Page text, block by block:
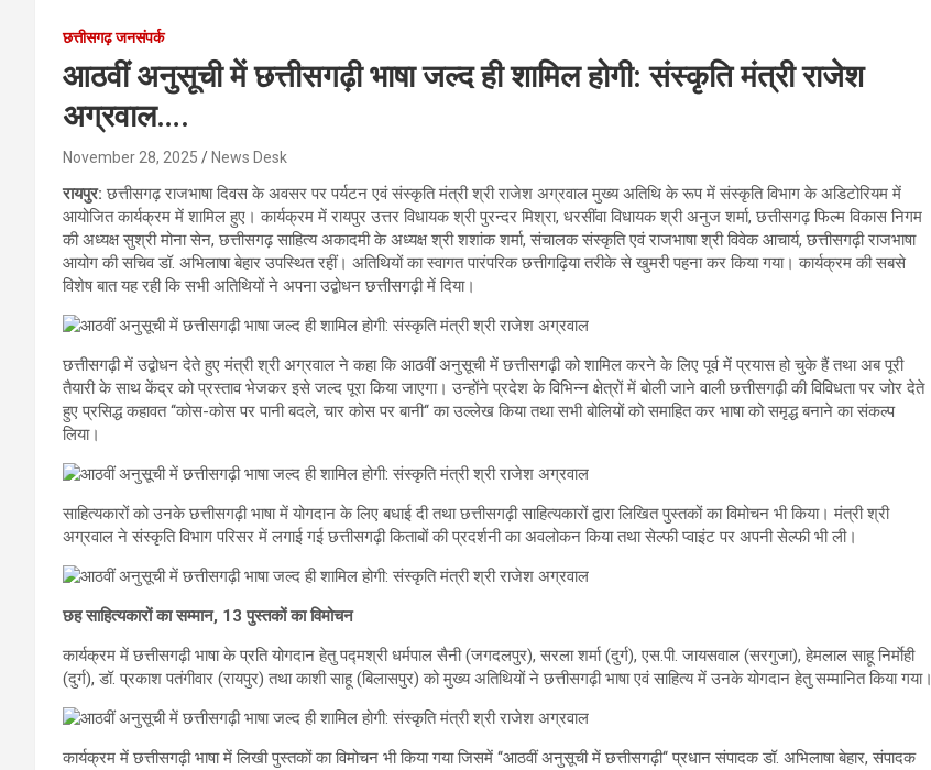
छत्तीसगढ़ जनसंपर्क
आठवीं अनुसूची में छत्तीसगढ़ी भाषा जल्द ही शामिल होगी: संस्कृति मंत्री राजेश
अग्रवाल….
November 28, 2025 News Desk
रायपुर:छत्तीसगढ़ राजभाषा दिवस के अवसर पर पर्यटन एवं संस्कृति मंत्री श्री राजेश अग्रवाल मुख्य अतिथि के रूप में संस्कृति विभाग के अडिटोरियम में
आयोजित कार्यक्रम में शामिल हुए। कार्यक्रम में रायपुर उत्तर विधायक श्री पुरन्दर मिश्रा, धरसींवा विधायक श्री अनुज शर्मा, छत्तीसगढ़ फिल्म विकास निगम
की अध्यक्ष सुश्री मोना सेन, छत्तीसगढ़ साहित्य अकादमी के अध्यक्ष श्री शशांक शर्मा, संचालक संस्कृति एवं राजभाषा श्री विवेक आचार्य, छत्तीसगढ़ी राजभाषा
आयोग की सचिव डॉ. अभिलाषा बेहार उपस्थित रहीं। अतिथियों का स्वागत पारंपरिक छत्तीगढ़िया तरीके से खुमरी पहना कर किया गया। कार्यक्रम की सबसे
विशेष बात यह रही कि सभी अतिथियों ने अपना उद्बोधन छत्तीसगढ़ी में दिया।
छत्तीसगढ़ी में उद्बोधन देते हुए मंत्री श्री अग्रवाल ने कहा कि आठवीं अनुसूची में छत्तीसगढ़ी को शामिल करने के लिए पूर्व में प्रयास हो चुके हैं तथा अब पूरी
तैयारी के साथ केंद्र को प्रस्ताव भेजकर इसे जल्द पूरा किया जाएगा। उन्होंने प्रदेश के विभिन्न क्षेत्रों में बोली जाने वाली छत्तीसगढ़ी की विविधता पर जोर देते
हुए प्रसिद्ध कहावत ‘‘कोस-कोस पर पानी बदले, चार कोस पर बानी‘‘ का उल्लेख किया तथा सभी बोलियों को समाहित कर भाषा को समृद्ध बनाने का संकल्प
लिया।
साहित्यकारों को उनके छत्तीसगढ़ी भाषा में योगदान के लिए बधाई दी तथा छत्तीसगढ़ी साहित्यकारों द्वारा लिखित पुस्तकों का विमोचन भी किया। मंत्री श्री
अग्रवाल ने संस्कृति विभाग परिसर में लगाई गई छत्तीसगढ़ी किताबों की प्रदर्शनी का अवलोकन किया तथा सेल्फी प्वाइंट पर अपनी सेल्फी भी ली।
छह साहित्यकारों का सम्मान, 13 पुस्तकों का विमोचन
कार्यक्रम में छत्तीसगढ़ी भाषा के प्रति योगदान हेतु पद्मश्री धर्मपाल सैनी (जगदलपुर), सरला शर्मा (दुर्ग), एस.पी. जायसवाल (सरगुजा), हेमलाल साहू निर्माेही
(दुर्ग), डॉ. प्रकाश पतंगीवार (रायपुर) तथा काशी साहू (बिलासपुर) को मुख्य अतिथियों ने छत्तीसगढ़ी भाषा एवं साहित्य में उनके योगदान हेतु सम्मानित किया गया।
कार्यक्रम में छत्तीसगढ़ी भाषा में लिखी पुस्तकों का विमोचन भी किया गया जिसमें ‘‘आठवीं अनुसूची में छत्तीसगढ़ी‘‘ प्रधान संपादक डॉ. अभिलाषा बेहार, संपादक